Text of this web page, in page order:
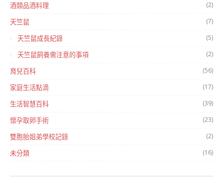
酒類品酒料理 (2)
天竺鼠 (7)
天竺鼠成長紀錄 (5)
天竺鼠飼養需注意的事項 (2)
育兒百科 (56)
家庭生活點滴 (17)
生活智慧百科 (39)
懷孕取卵手術 (23)
雙胞胎姐弟學校記錄 (2)
未分類 (16)